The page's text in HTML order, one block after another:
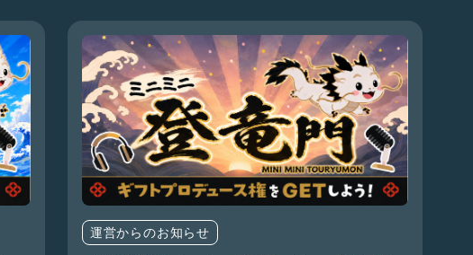
運営からのお知らせ